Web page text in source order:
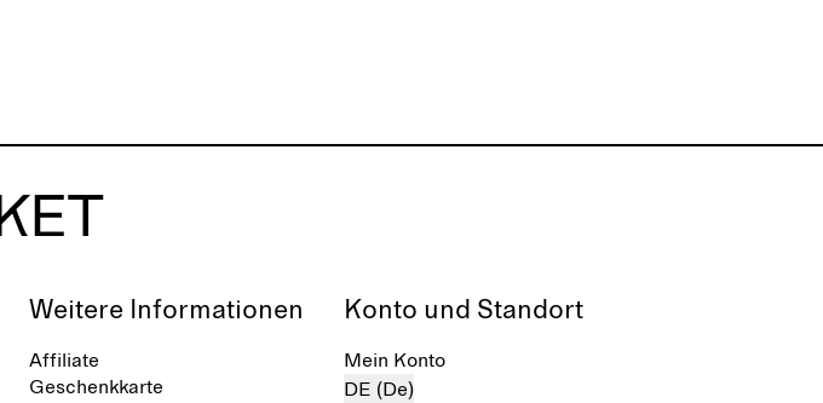
Weitere Informationen
Affiliate
Geschenkkarte
Konto und Standort
Mein Konto
DE (De)